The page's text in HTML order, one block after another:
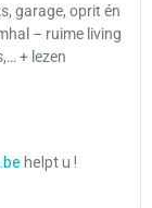
garage, oprit én
– ruime living
+ lezen